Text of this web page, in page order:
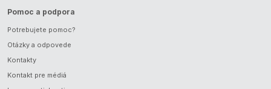
Pomoc a podpora
Potrebujete pomoc?
Otázky a odpovede
Kontakty
Kontakt pre médiá